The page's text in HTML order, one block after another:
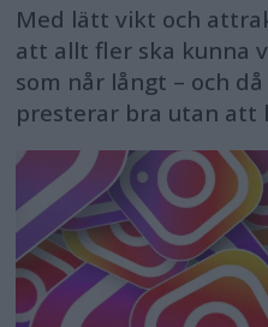
Med lätt vikt och
att allt fler ska kunna
som når långt – och
presterar bra utan att